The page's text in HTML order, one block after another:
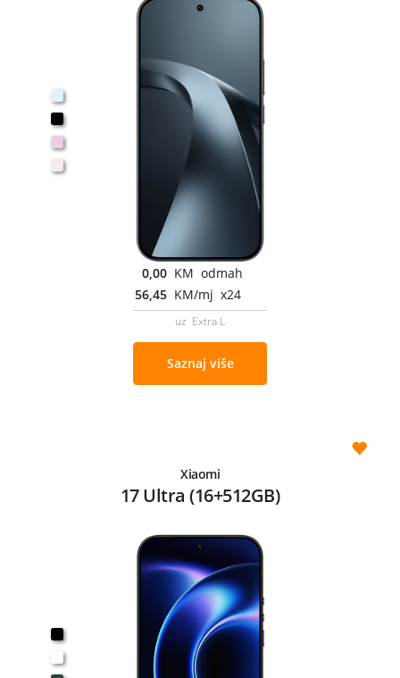
0,00 KM odmah
56,45 KM/mj x24
uz Extra L
Saznaj više
Xiaomi
17 Ultra (16+512GB)